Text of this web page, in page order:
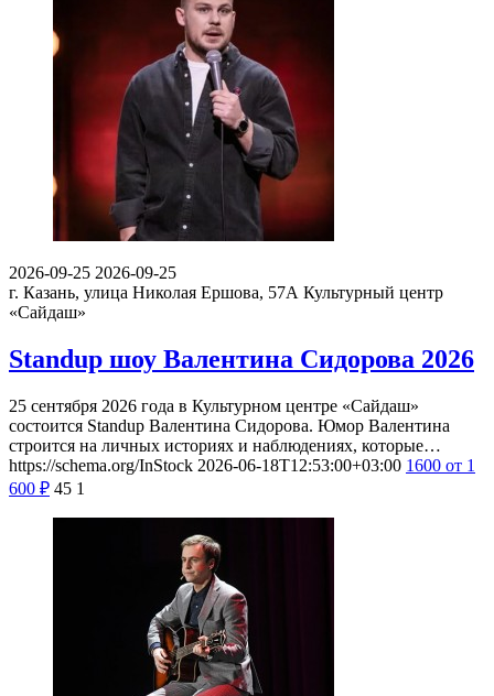
2026-09-25 2026-09-25
г. Казань, улица Николая Ершова, 57А Культурный центр
«Сайдаш»
Standup шоу Валентина Сидорова 2026
25 сентября 2026 года в Культурном центре «Сайдаш»
состоится Standup Валентина Сидорова. Юмор Валентина
строится на личных историях и наблюдениях, которые…
https://schema.org/InStock 2026-06-18T12:53:00+03:00 1600 от 1
600 ₽ 45 1